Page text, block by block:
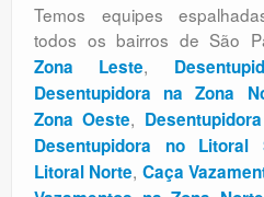
Temos equipes
todos os bairros de São
Zona Leste,
Desentupidora na Zona
Zona Oeste,
Desentupidora no Litoral
Litoral Norte, Caça